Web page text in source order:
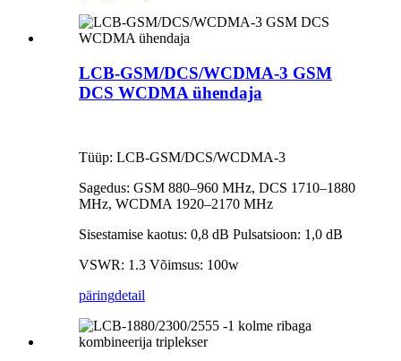
LCB-GSM/DCS/WCDMA-3 GSM
DCS WCDMA ühendaja
Tüüp: LCB-GSM/DCS/WCDMA-3
Sagedus: GSM 880–960 MHz, DCS 1710–1880
MHz, WCDMA 1920–2170 MHz
Sisestamise kaotus: 0,8 dB Pulsatsioon: 1,0 dB
VSWR: 1.3 Võimsus: 100w
päringdetail